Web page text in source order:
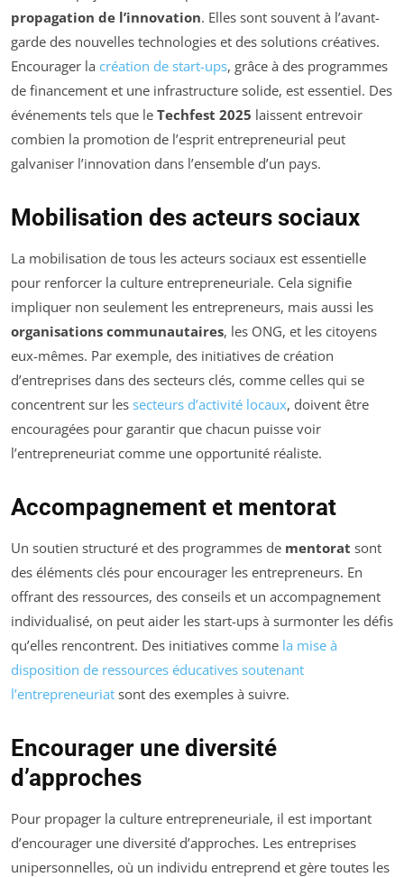
propagation de l’innovation. Elles sont souvent à l’avant-
garde des nouvelles technologies et des solutions créatives.
Encourager la création de start-ups, grâce à des programmes
de financement et une infrastructure solide, est essentiel. Des
événements tels que le Techfest 2025 laissent entrevoir
combien la promotion de l’esprit entrepreneurial peut
galvaniser l’innovation dans l’ensemble d’un pays.
Mobilisation des acteurs sociaux
La mobilisation de tous les acteurs sociaux est essentielle
pour renforcer la culture entrepreneuriale. Cela signifie
impliquer non seulement les entrepreneurs, mais aussi les
organisations communautaires, les ONG, et les citoyens
eux-mêmes. Par exemple, des initiatives de création
d’entreprises dans des secteurs clés, comme celles qui se
concentrent sur les secteurs d’activité locaux, doivent être
encouragées pour garantir que chacun puisse voir
l’entrepreneuriat comme une opportunité réaliste.
Accompagnement et mentorat
Un soutien structuré et des programmes de mentorat sont
des éléments clés pour encourager les entrepreneurs. En
offrant des ressources, des conseils et un accompagnement
individualisé, on peut aider les start-ups à surmonter les défis
qu’elles rencontrent. Des initiatives comme la mise à
disposition de ressources éducatives soutenant
l’entrepreneuriat sont des exemples à suivre.
Encourager une diversité
d’approches
Pour propager la culture entrepreneuriale, il est important
d’encourager une diversité d’approches. Les entreprises
unipersonnelles, où un individu entreprend et gère toutes les